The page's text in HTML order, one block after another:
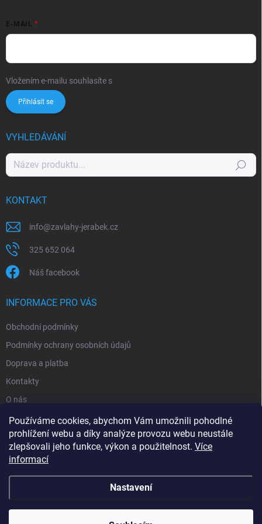
Používáme cookies, abychom Vám umožnili pohodlné
prohlížení webu a díky analýze provozu webu neustále
zlepšovali jeho funkce, výkon a použitelnost. Více
informací
Nastavení
E-MAIL
Vložením e-mailu souhlasíte s
Přihlásit se
VYHLEDÁVÁNÍ
Hledat
KONTAKT
info@zavlahy-jerabek.cz
325 652 064
Náš facebook
INFORMACE PRO VÁS
Obchodní podmínky
Podmínky ochrany osobních údajů
Doprava a platba
Kontakty
O nás
Reklamace
zavlahy-jerabek.cz . Všechna práva vyhrazena.